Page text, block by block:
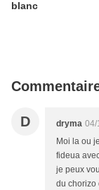
blanc
D dryma 04/
Moi la ou
fideua
je peux
du chorizo